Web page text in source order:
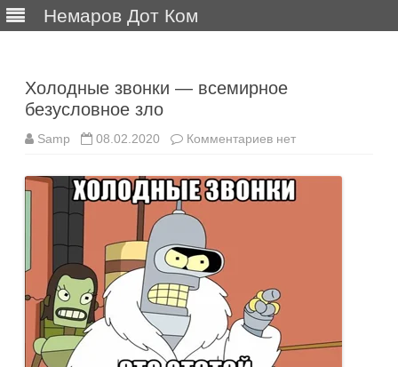
Немаров Дот Ком
Холодные звонки — всемирное
безусловное зло
Samp 08.02.2020 Комментариевк
звонки
—
всемирное
нет